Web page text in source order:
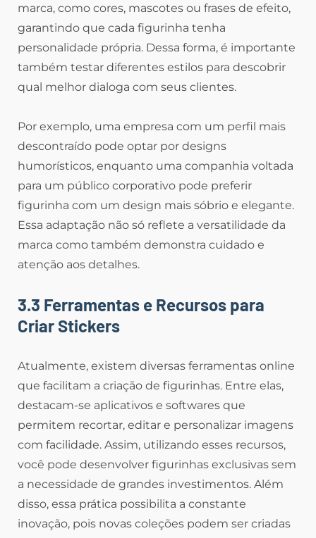
marca, como cores, mascotes ou frases de efeito,
garantindo que cada figurinha tenha
personalidade própria. Dessa forma, é importante
também testar diferentes estilos para descobrir
qual melhor dialoga com seus clientes.
Por exemplo, uma empresa com um perfil mais
descontraído pode optar por designs
humorísticos, enquanto uma companhia voltada
para um público corporativo pode preferir
figurinha com um design mais sóbrio e elegante.
Essa adaptação não só reflete a versatilidade da
marca como também demonstra cuidado e
atenção aos detalhes.
3.3 Ferramentas e Recursos para
Criar Stickers
Atualmente, existem diversas ferramentas online
que facilitam a criação de figurinhas. Entre elas,
destacam-se aplicativos e softwares que
permitem recortar, editar e personalizar imagens
com facilidade. Assim, utilizando esses recursos,
você pode desenvolver figurinhas exclusivas sem
a necessidade de grandes investimentos. Além
disso, essa prática possibilita a constante
inovação, pois novas coleções podem ser criadas